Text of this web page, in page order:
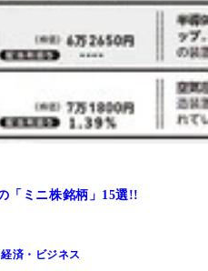
「ミニ株銘柄」15選!!
経済・ビジネス